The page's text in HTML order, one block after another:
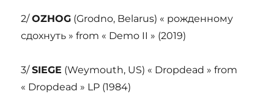
2/OZHOG (Grodno, Belarus) « рожденному
сдохнуть » from « Demo II » (2019)
3/SIEGE (Weymouth, US) « Dropdead » from
« Dropdead » LP (1984)